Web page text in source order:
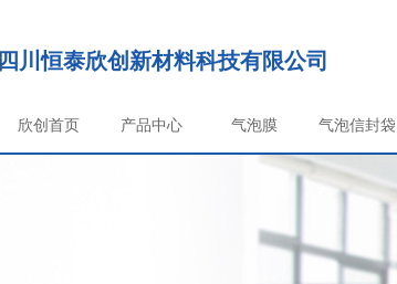
四川恒泰欣创新材料科技有限公司
欣创首页 产品中心 气泡膜 气泡信封袋